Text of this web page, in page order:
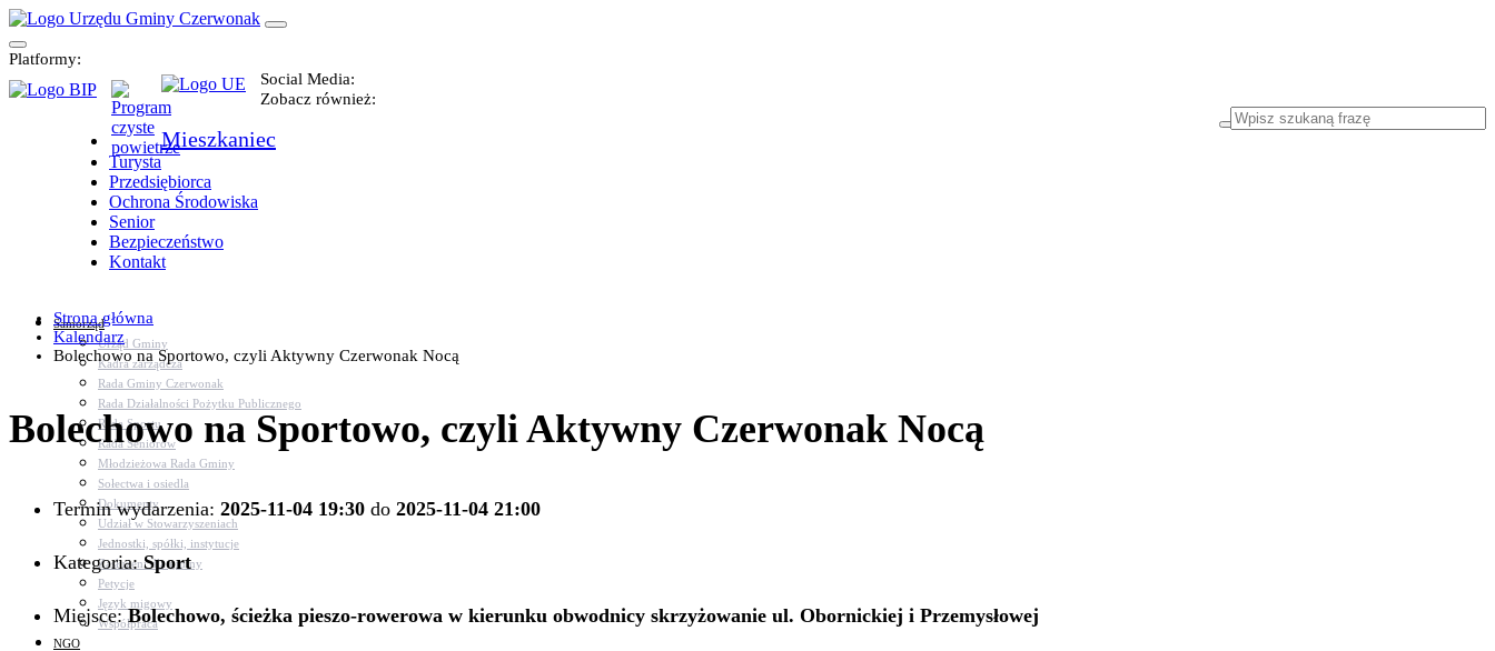
Platformy:
Social Media:
Zobacz również:
Mieszkaniec
Turysta
Przedsiębiorca
Ochrona Środowiska
Senior
Bezpieczeństwo
Kontakt
Samorząd
Urząd Gminy
Kadra zarządcza
Rada Gminy Czerwonak
Rada Działalności Pożytku Publicznego
Rada Sportu
Rada Seniorów
Młodzieżowa Rada Gminy
Sołectwa i osiedla
Dokumenty
Udział w Stowarzyszeniach
Jednostki, spółki, instytucje
Zasłużeni dla gminy
Petycje
Język migowy
Współpraca
NGO
Strona główna
Kalendarz
Bolechowo na Sportowo, czyli Aktywny Czerwonak Nocą
Bolechowo na Sportowo, czyli Aktywny Czerwonak Nocą
Termin wydarzenia: 2025-11-04 19:30 do 2025-11-04 21:00
Kategoria:Sport
Miejsce:Bolechowo, ścieżka pieszo-rowerowa w kierunku obwodnicy skrzyżowanie ul. Obornickiej i Przemysłowej